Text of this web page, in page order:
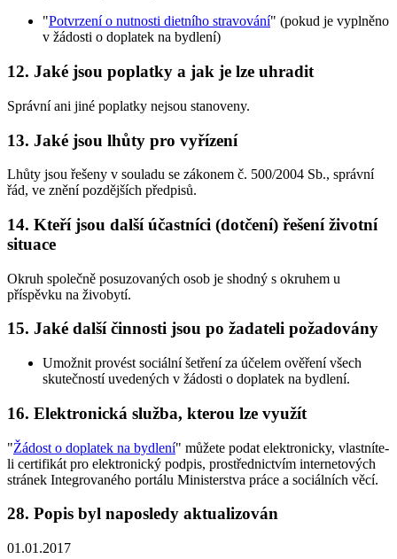
"Potvrzení o nutnosti dietního stravování" (pokud je vyplněno
v žádosti o doplatek na bydlení)
12. Jaké jsou poplatky a jak je lze uhradit
Správní ani jiné poplatky nejsou stanoveny.
13. Jaké jsou lhůty pro vyřízení
Lhůty jsou řešeny v souladu se zákonem č. 500/2004 Sb., správní
řád, ve znění pozdějších předpisů.
14. Kteří jsou další účastníci (dotčení) řešení životní
situace
Okruh společně posuzovaných osob je shodný s okruhem u
příspěvku na živobytí.
15. Jaké další činnosti jsou po žadateli požadovány
Umožnit provést sociální šetření za účelem ověření všech
skutečností uvedených v žádosti o doplatek na bydlení.
16. Elektronická služba, kterou lze využít
"Žádost o doplatek na bydlení" můžete podat elektronicky, vlastníte-
li certifikát pro elektronický podpis, prostřednictvím internetových
stránek Integrovaného portálu Ministerstva práce a sociálních věcí.
28. Popis byl naposledy aktualizován
01.01.2017